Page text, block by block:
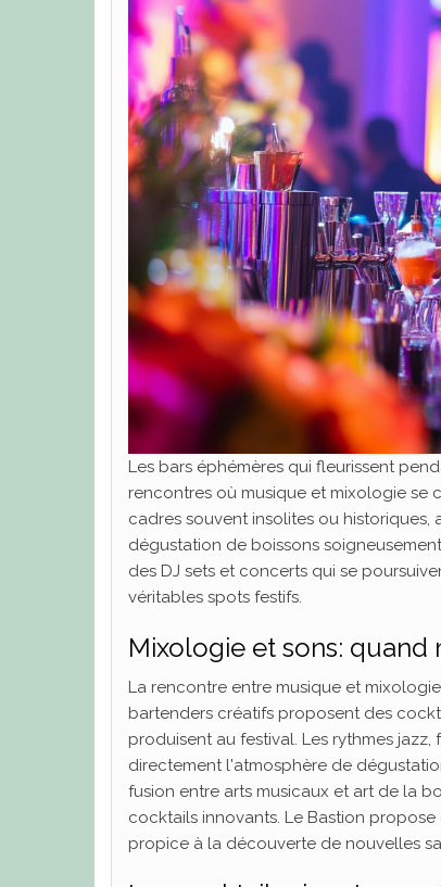
Les bars éphémères qui fleurissent
rencontres où musique et mixologie se
cadres souvent insolites ou
dégustation de boissons
des DJ sets et concerts qui se
véritables spots festifs.
Mixologie et sons:
La rencontre entre musique et
bartenders créatifs proposent des
produisent au festival. Les rythmes
directement l'atmosphère de
fusion entre arts musicaux et art de la
cocktails innovants. Le Bastion
propice à la découverte de nouvelles